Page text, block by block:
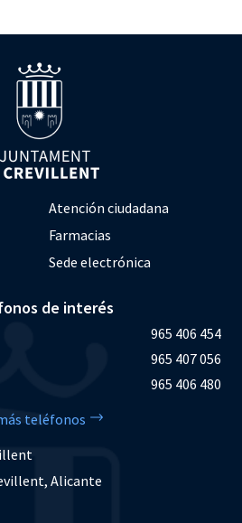
Atención ciudadana
Farmacias
Sede electrónica
de interés
965 406 454
965 407 056
965 406 480
teléfonos
Alicante